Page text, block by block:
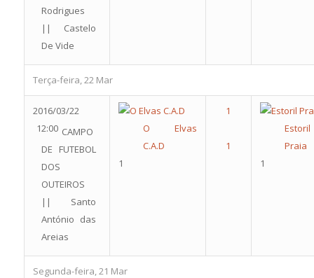
Rodrigues
|| Castelo
De Vide
Terça-feira, 22 Mar
2016/03/22
12:00 CAMPO
DE FUTEBOL
DOS
OUTEIROS
|| Santo
António das
Areias
O Elvas
C.A.D
1
Estoril
Praia
1
Segunda-feira, 21 Mar